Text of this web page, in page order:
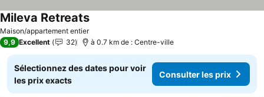
Maison/appartement entier
Mileva RetreatsConsulter les prix
9,9 Excellent 32 à 0.7 km de : Centre-ville
Sélectionnez des dates pour voir
les prix exacts
Consulter les prix